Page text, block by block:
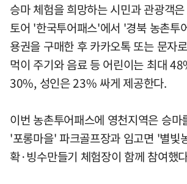
승마 체험을 희망하는 시민과 관광객
토어 '한국투어패스'에서 '경북 농촌투
용권을 구매한 후 카카오톡 또는 문자
먹이 주기와 음료 등 어린이는 최대
30%, 성인은 23% 싸게 제공한다.
이번 농촌투어패스에 영천지역은 승마
'포롱마을' 파크골프장과 임고면 '별빛
확·빙수만들기 체험장이 함께 참여했